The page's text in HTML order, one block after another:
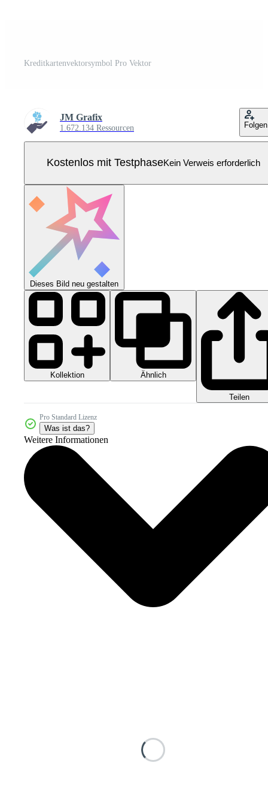
Kreditkartenvektorsymbol Pro Vektor
JM Grafix
1.672.134 Ressourcen Folgen
Kostenlos mit TestphaseKein Verweis erforderlich
Dieses Bild neu gestalten
Kollektion Ähnlich
Teilen
Pro Standard Lizenz
Was ist das?
Weitere Informationen